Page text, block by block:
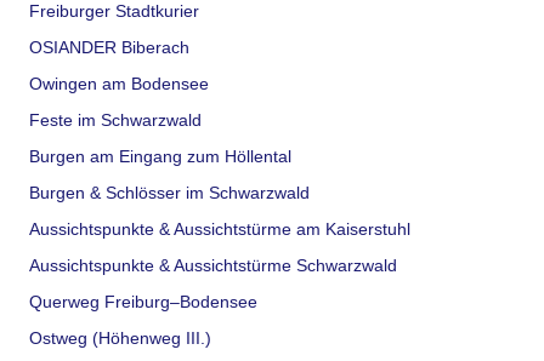
Freiburger Stadtkurier
OSIANDER Biberach
Owingen am Bodensee
Feste im Schwarzwald
Burgen am Eingang zum Höllental
Burgen & Schlösser im Schwarzwald
Aussichtspunkte & Aussichtstürme am Kaiserstuhl
Aussichtspunkte & Aussichtstürme Schwarzwald
Querweg Freiburg–Bodensee
Ostweg (Höhenweg III.)